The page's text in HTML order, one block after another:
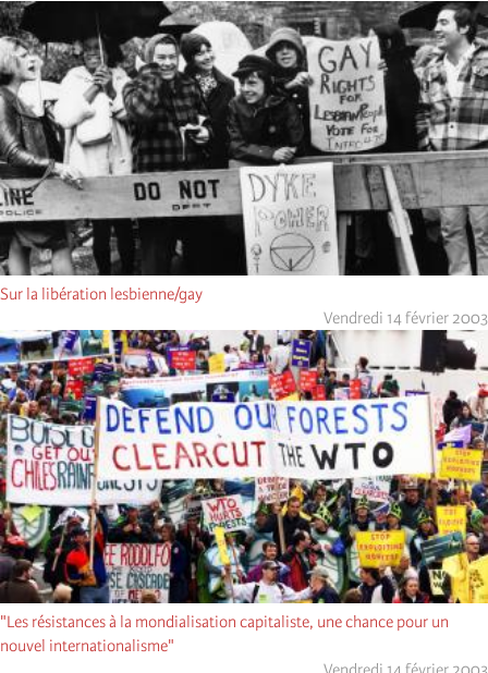
Sur la libération lesbienne/gay
Vendredi 14 février 2003
"Les résistances à la mondialisation capitaliste, une chance pour un
nouvel internationalisme"